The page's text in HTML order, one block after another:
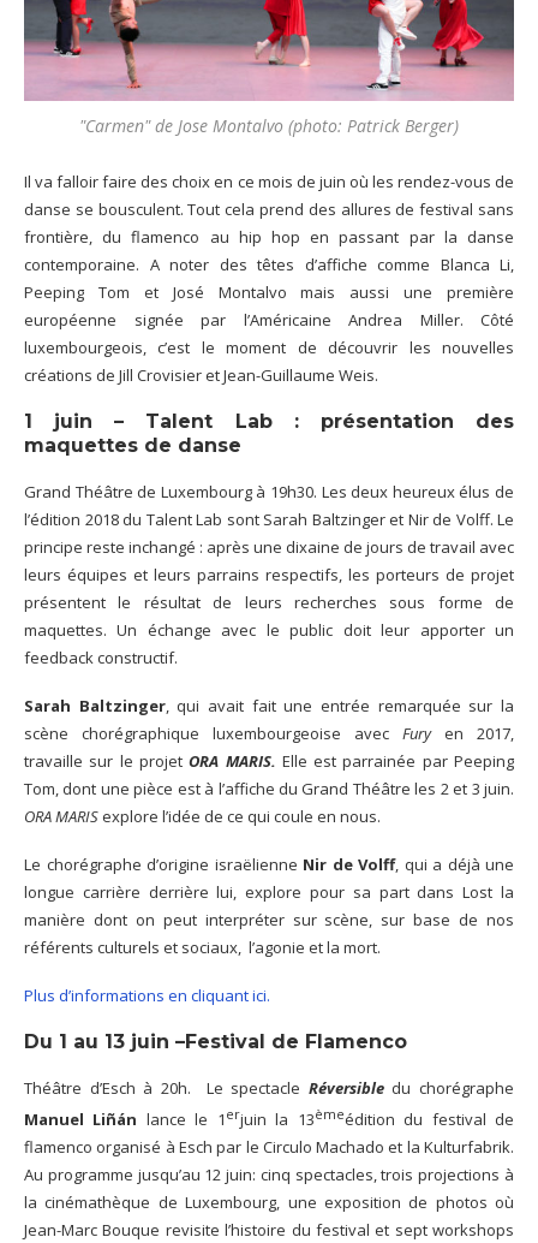
"Carmen" de Jose Montalvo (photo: Patrick Berger)
Il va falloir faire des choix en ce mois de juin où les rendez-vous de
danse se bousculent. Tout cela prend des allures de festival sans
frontière, du flamenco au hip hop en passant par la danse
contemporaine. A noter des têtes d’affiche comme Blanca Li,
Peeping Tom et José Montalvo mais aussi une première
européenne signée par l’Américaine Andrea Miller. Côté
luxembourgeois, c’est le moment de découvrir les nouvelles
créations de Jill Crovisier et Jean-Guillaume Weis.
1 juin – Talent Lab : présentation des
maquettes de danse
Grand Théâtre de Luxembourg à 19h30. Les deux heureux élus de
l’édition 2018 du Talent Lab sont Sarah Baltzinger et Nir de Volff. Le
principe reste inchangé : après une dixaine de jours de travail avec
leurs équipes et leurs parrains respectifs, les porteurs de projet
présentent le résultat de leurs recherches sous forme de
maquettes. Un échange avec le public doit leur apporter un
feedback constructif.
Sarah Baltzinger, qui avait fait une entrée remarquée sur la
scène chorégraphique luxembourgeoise avec Furyen 2017,
travaille sur le projetORA MARIS. Elle est parrainée par Peeping
Tom, dont une pièce est à l’affiche du Grand Théâtre les 2 et 3 juin.
ORA MARISexplore l’idée de ce qui coule en nous.
Le chorégraphe d’origine israëlienne Nir de Volff, qui a déjà une
longue carrière derrière lui, explore pour sa part dans Lost la
manière dont on peut interpréter sur scène, sur base de nos
référents culturels et sociaux, l’agonie et la mort.
Plus d’informations en cliquant ici.
Du 1 au 13 juin –Festival de Flamenco
Théâtre d’Esch à 20h. Le spectacle Réversibledu chorégraphe
Manuel Liñán lance le 1 erjuin la 13èmeédition du festival de
flamenco organisé à Esch par le Circulo Machado et la Kulturfabrik.
Au programme jusqu’au 12 juin: cinq spectacles, trois projections à
la cinémathèque de Luxembourg, une exposition de photos où
Jean-Marc Bouque revisite l’histoire du festival et sept workshops